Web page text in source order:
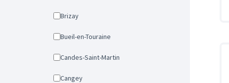
Brizay
Bueil-en-Touraine
Candes-Saint-Martin
Cangey